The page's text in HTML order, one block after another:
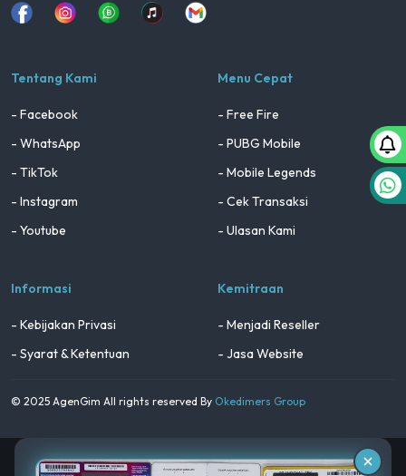
FacebookInstagramWhatsapp
Tiktok youtube
Tentang Kami
- Facebook
- WhatsApp
- TikTok
- Instagram
- Youtube
Informasi
- Kebijakan Privasi
- Syarat & Ketentuan
Menu Cepat
- Free Fire
- PUBG Mobile
- Mobile Legends
- Cek Transaksi
- Ulasan Kami
Kemitraan
- Menjadi Reseller
- Jasa Website
© 2025 AgenGim All rights reserved By Okedimers Group